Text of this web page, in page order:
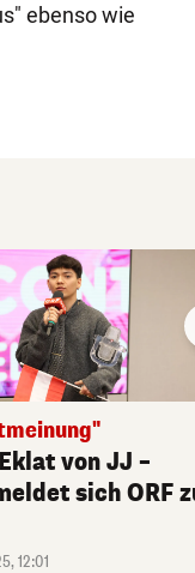
ebenso wie
von JJ –
sich ORF
12:01